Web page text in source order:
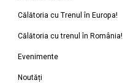
Călătoria cu Trenul în Europa!
Călătoria cu trenul în România!
Evenimente
Noutăți